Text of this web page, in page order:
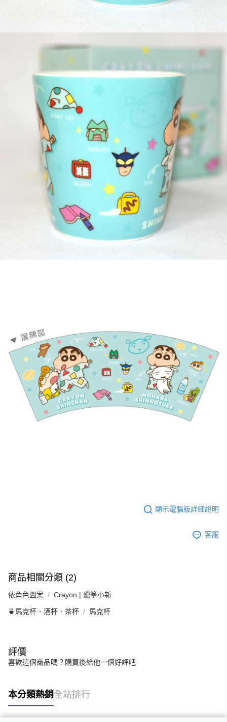
顯示電腦版詳細說明
客服
商品相關分類 (2)
依角色圖案 Crayon | 蠟筆小新
🍵馬克杯．酒杯．茶杯 馬克杯
評價
喜歡這個商品嗎？購買後給他一個好評吧
本分類熱銷全站排行